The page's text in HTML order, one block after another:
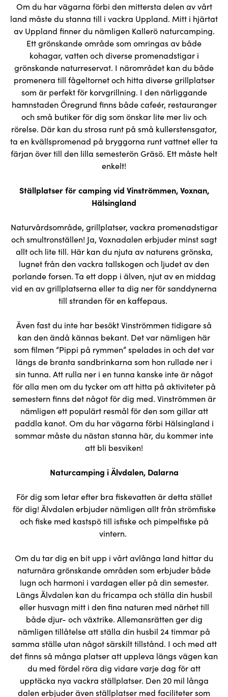
Om du har vägarna förbi den mittersta delen av vårt
land måste du stanna till i vackra Uppland. Mitt i hjärtat
av Uppland finner du nämligen Kallerö naturcamping.
Ett grönskande område som omringas av både
kohagar, vatten och diverse promenadstigar i
grönskande naturreservat. I närområdet kan du både
promenera till fågeltornet och hitta diverse grillplatser
som är perfekt för korvgrillning. I den närliggande
hamnstaden Öregrund finns både cafeér, restauranger
och små butiker för dig som önskar lite mer liv och
rörelse. Där kan du strosa runt på små kullerstensgator,
ta en kvällspromenad på bryggorna runt vattnet eller ta
färjan över till den lilla semesterön Gräsö. Ett måste helt
enkelt!
Ställplatser för camping vid Vinströmmen, Voxnan,
Hälsingland
Naturvårdsområde, grillplatser, vackra promenadstigar
och smultronställen! Ja, Voxnadalen erbjuder minst sagt
allt och lite till. Här kan du njuta av naturens grönska,
lugnet från den vackra tallskogen och ljudet av den
porlande forsen. Ta ett dopp i älven, njut av en middag
vid en av grillplatserna eller ta dig ner för sanddynerna
till stranden för en kaffepaus.
Även fast du inte har besökt Vinströmmen tidigare så
kan den ändå kännas bekant. Det var nämligen här
som filmen “Pippi på rymmen” spelades in och det var
längs de branta sandbrinkarna som hon rullade ner i
sin tunna. Att rulla ner i en tunna kanske inte är något
för alla men om du tycker om att hitta på aktiviteter på
semestern finns det något för dig med. Vinströmmen är
nämligen ett populärt resmål för den som gillar att
paddla kanot. Om du har vägarna förbi Hälsingland i
sommar måste du nästan stanna här, du kommer inte
att bli besviken!
Naturcamping i Älvdalen, Dalarna
För dig som letar efter bra fiskevatten är detta stället
för dig! Älvdalen erbjuder nämligen allt från strömfiske
och fiske med kastspö till isfiske och pimpelfiske på
vintern.
Om du tar dig en bit upp i vårt avlånga land hittar du
naturnära grönskande områden som erbjuder både
lugn och harmoni i vardagen eller på din semester.
Längs Älvdalen kan du fricampa och ställa din husbil
eller husvagn mitt i den fina naturen med närhet till
både djur- och växtrike. Allemansrätten ger dig
nämligen tillåtelse att ställa din husbil 24 timmar på
samma ställe utan något särskilt tillstånd. I och med att
det finns så många platser att uppleva längs vägen kan
du med fördel röra dig vidare varje dag för att
upptäcka nya vackra ställplatser. Den 20 mil långa
dalen erbjuder även ställplatser med faciliteter som